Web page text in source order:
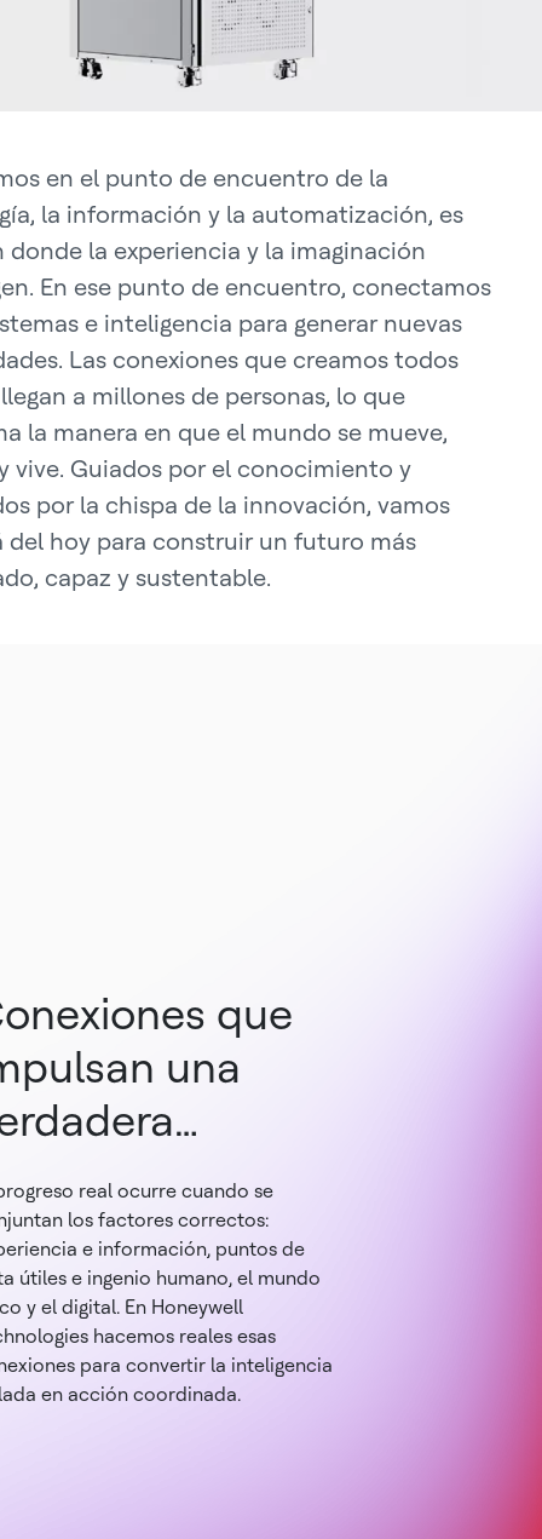
en el punto de encuentro de la
la información y la automatización, es
donde la experiencia y la imaginación
En ese punto de encuentro, conectamos
e inteligencia para generar nuevas
Las conexiones que creamos todos
a millones de personas, lo que
la manera en que el mundo se mueve,
vive. Guiados por el conocimiento y
por la chispa de la innovación, vamos
del hoy para construir un futuro más
capaz y sustentable.
que
una
real ocurre cuando se
los factores correctos:
e información, puntos de
útiles e ingenio humano, el mundo
y el digital. En Honeywell
hacemos reales esas
para convertir la inteligencia
en acción coordinada.